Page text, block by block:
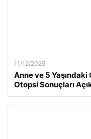
11/12/2025
Anne ve 5
Otopsi Sonuçları